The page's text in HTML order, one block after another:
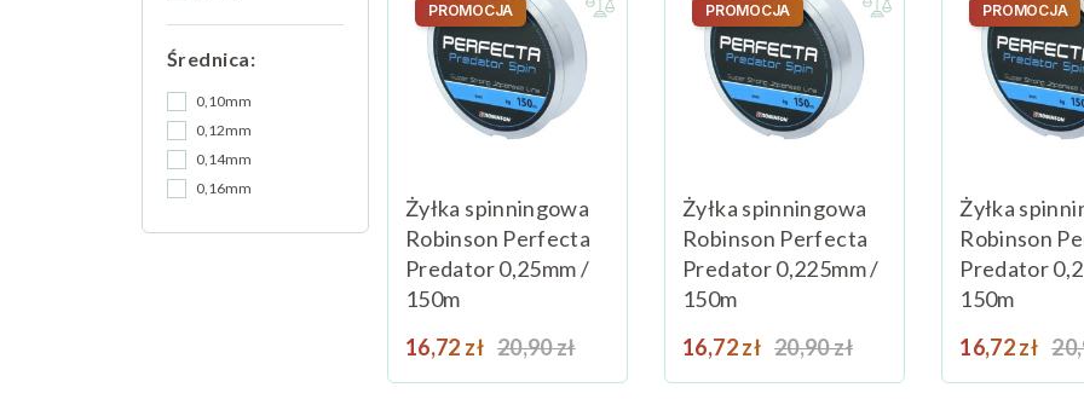
Średnica:
0,10mm
0,12mm
0,14mm
0,16mm
Żyłka spinningowa
Robinson Perfecta
Predator 0,25mm /
150m
Cena
16,72 zł Cena podstawowa
20,90 zł
PROMOCJA
Żyłka spinningowa
Robinson Perfecta
Predator 0,225mm /
150m
Cena
16,72 zł Cena podstawowa
20,90 zł
PROMOCJA
Żyłka
Robinson
Predator
150m
Cena
16,72 zł
PROMOCJA